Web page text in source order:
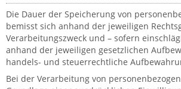
Die Dauer der Speicherung von
bemisst sich anhand der jeweiligen
Verarbeitungszweck und – sofern
anhand der jeweiligen gesetzlichen
handels- und steuerrechtliche
Bei der Verarbeitung von